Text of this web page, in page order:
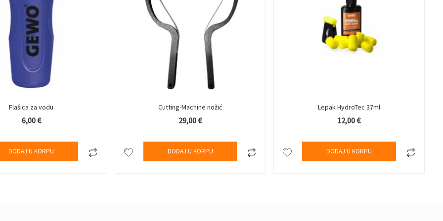
Flašica za vodu
6,00€
DODAJ U KORPU
Cutting-Machine nožić
29,00€
DODAJ U KORPU
Lepak HydroTec 37ml
12,00€
DODAJ U KORPU